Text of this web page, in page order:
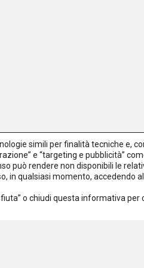
simili per finalità tecniche e,
e “targeting e pubblicità”
può rendere non disponibili le
in qualsiasi momento, accedendo
o chiudi questa informativa per